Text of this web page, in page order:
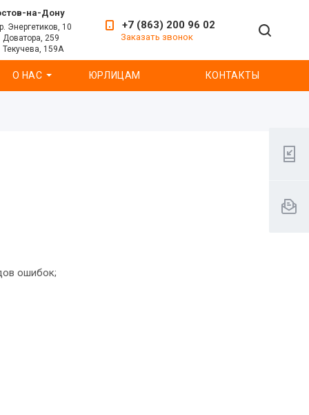
на-Дону
Энергетиков, 10
Доватора, 259
Текучева, 159А
+7 (863) 200 96 02
Заказать звонок
О НАС ЮРЛИЦАМ КОНТАКТЫ
ошибок;